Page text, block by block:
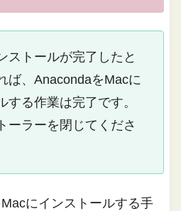
ストールが完了したと
ば、AnacondaをMacに
する作業は完了です。
ーラーを閉じてくださ
にインストールする手